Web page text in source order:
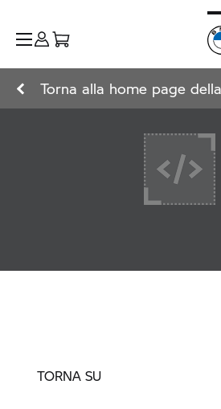
Torna alla home page
TORNA SU